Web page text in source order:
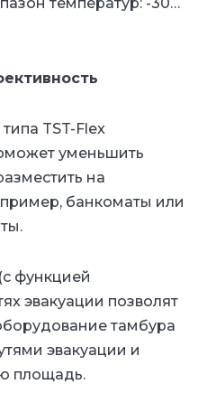
TST-Flex
уменьшить
на
банкоматы или
функцией
эвакуации позволят
тамбура
эвакуации и
площадь.